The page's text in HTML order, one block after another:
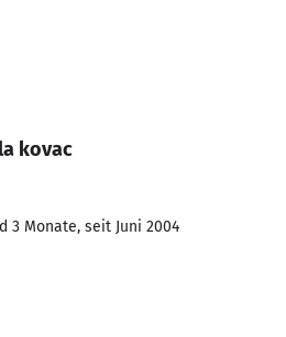
kovac
3 Monate, seit Juni 2004